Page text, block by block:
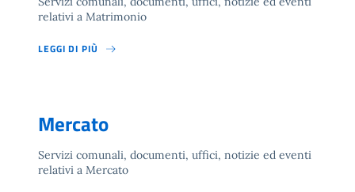
relativi a Matrimonio
LEGGI DI PIÙ
Mercato
Servizi comunali, documenti, uffici, notizie ed eventi
relativi a Mercato